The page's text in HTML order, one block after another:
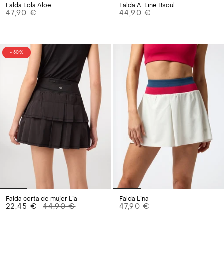
Falda Lola Aloe
47,90 €
Falda A-Line Bsoul
44,90 €
- 50%
Falda corta de mujer Lia
22,45 € 44,90 €
Falda Lina
47,90 €